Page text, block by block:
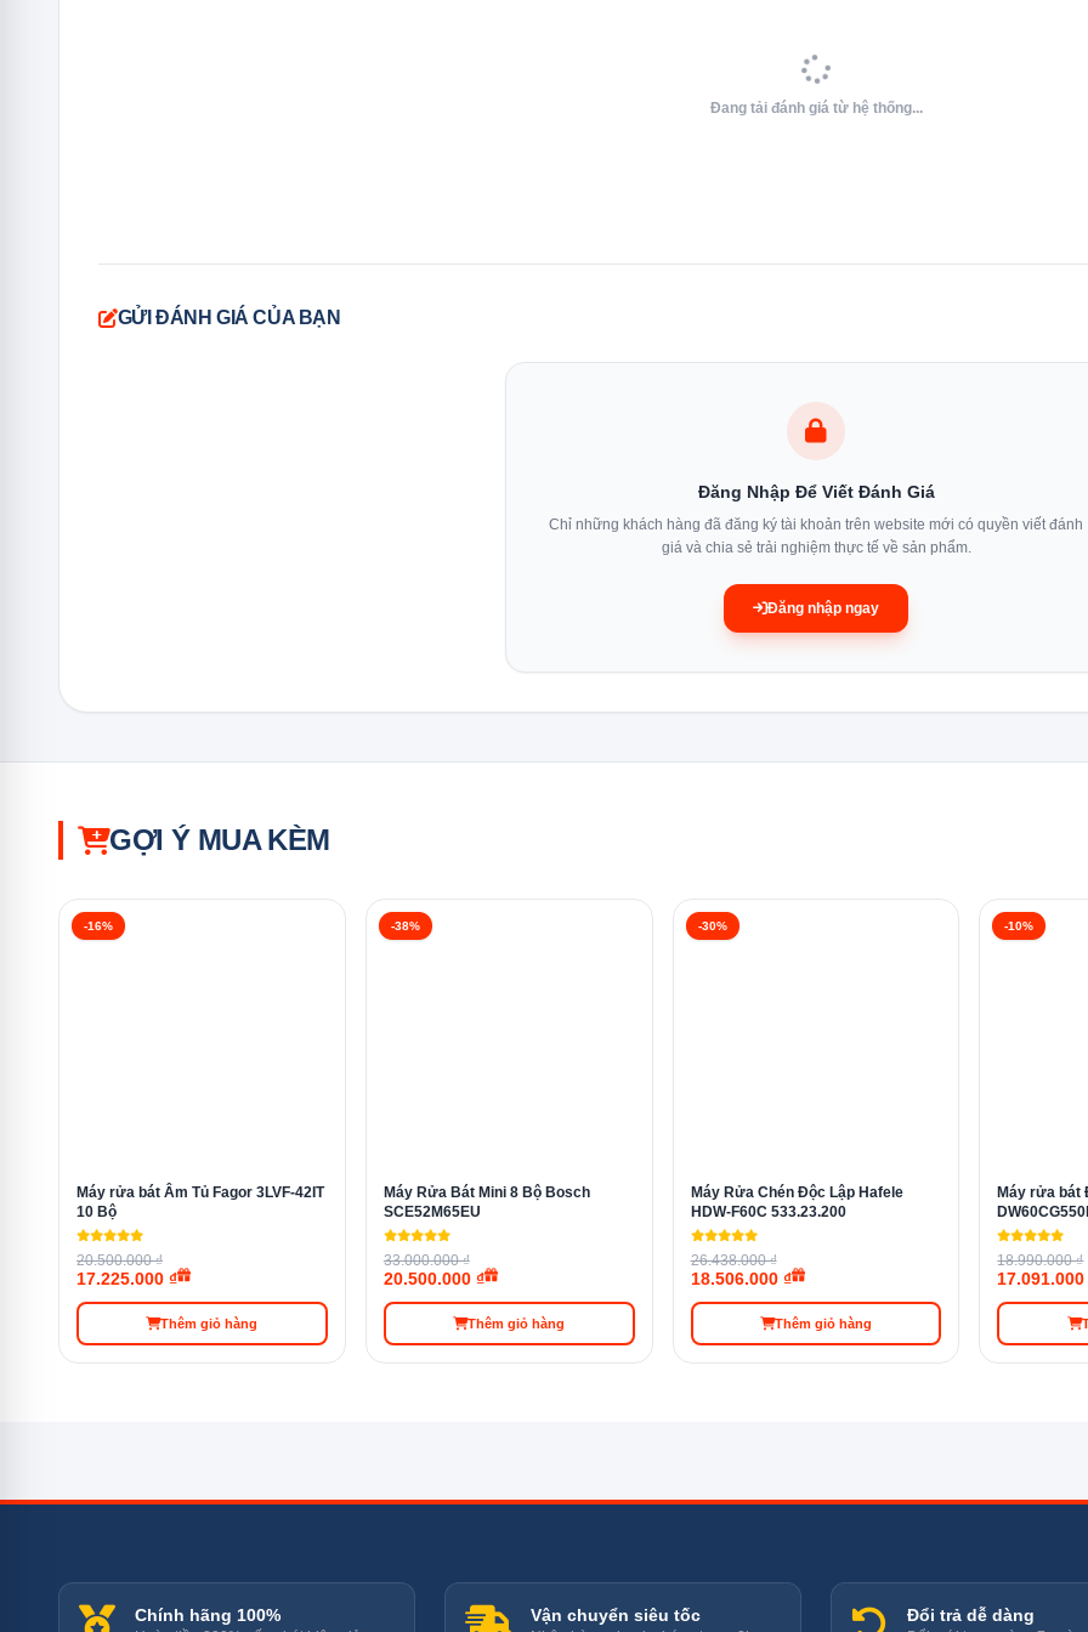
Tính năng làm khô tăng cường giúp loại bỏ hoàn toàn độ ẩm, ngăn ngừa sự phát triển của vi
Với tính năng rửa kháng khuẩn tăng cường, máy rửa chén Fagor giúp loại bỏ hoàn toàn vi khuẩn và vi trùng, đảm bảo an
Tính năng tráng tăng cường giúp đảm bảo rằng chén đĩa của bạn không chỉ sạch mà còn không còn mùi khó chịu sau
trong lần xả cuối, giúp loại bỏ hoàn toàn các cặn bẩn và chất tẩy rửa còn sót lại.
Đang tải đánh giá từ hệ thống...
GỬI ĐÁNH GIÁ CỦA BẠN
Đăng Nhập Để Viết Đánh Giá
Chỉ những khách hàng đã đăng ký tài khoản trên website mới có quyền viết đánh
giá và chia sẻ trải nghiệm thực tế về sản phẩm.
Đăng nhập ngay
GỢI Ý MUA KÈM
-16%
Máy rửa bát Âm Tủ Fagor 3LVF-42IT
10 Bộ
20.500.000 ₫
17.225.000 ₫
Thêm giỏ hàng
-38%
Máy Rửa Bát Mini 8 Bộ Bosch
SCE52M65EU
33.000.000 ₫
20.500.000 ₫
Thêm giỏ hàng
-30%
Máy Rửa Chén Độc Lập Hafele
HDW-F60C 533.23.200
26.438.000 ₫
18.506.000 ₫
Thêm giỏ hàng
-10%
Máy rửa bát
18.990.000 ₫
17.091.000
Chính hãng 100% Vận chuyển siêu tốc Đổi trả dễ dàng